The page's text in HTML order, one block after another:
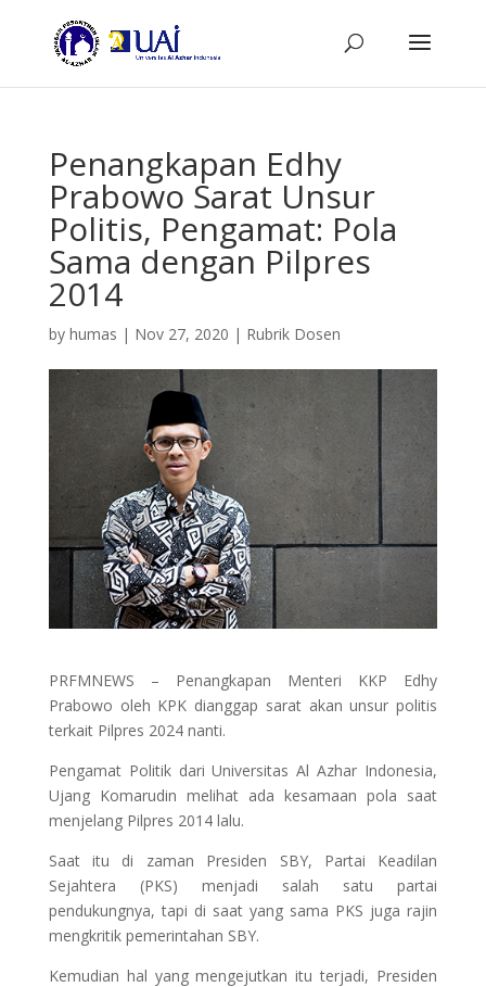
Penangkapan Edhy
Prabowo Sarat Unsur
Politis, Pengamat: Pola
Sama dengan Pilpres
2014
by humas | Nov 27, 2020 | Rubrik Dosen
PRFMNEWS – Penangkapan Menteri KKP Edhy
Prabowo oleh KPK dianggap sarat akan unsur politis
terkait Pilpres 2024 nanti.
Pengamat Politik dari Universitas Al Azhar Indonesia,
Ujang Komarudin melihat ada kesamaan pola saat
menjelang Pilpres 2014 lalu.
Saat itu di zaman Presiden SBY, Partai Keadilan
Sejahtera (PKS) menjadi salah satu partai
pendukungnya, tapi di saat yang sama PKS juga rajin
mengkritik pemerintahan SBY.
Kemudian hal yang mengejutkan itu terjadi, Presiden